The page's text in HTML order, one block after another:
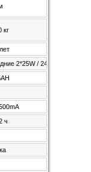
кг
2*25W / 24V / RPM6000,
ч